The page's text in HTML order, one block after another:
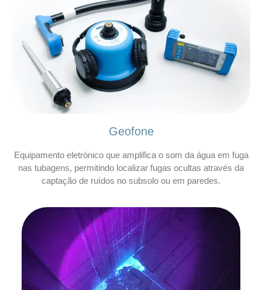
Geofone
Equipamento eletrónico que amplifica o som da água em fuga
nas tubagens, permitindo localizar fugas ocultas através da
captação de ruídos no subsolo ou em paredes.